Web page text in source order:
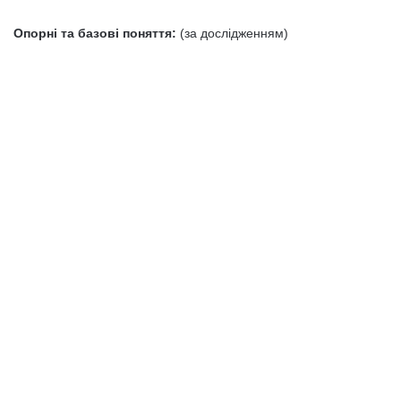
Опорні та базові поняття: (за дослідженням)